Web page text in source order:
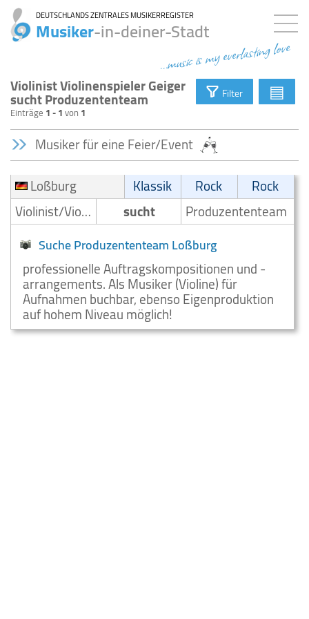
DEUTSCHLANDS ZENTRALES MUSIKERREGISTER
Musiker-in-deiner-Stadt
...music is my everlasting love
Violinist Violinenspieler Geiger
sucht Produzententeam
Einträge 1 - 1von 1
Filter ▤
Musiker für eine Feier/Event
Loßburg
Klassik Rock
Rock
Violinist/Violinenspieler/Geiger
sucht Produzententeam
Suche Produzententeam Loßburg
professionelle Auftragskompositionen und -
arrangements. Als Musiker (Violine) für
Aufnahmen buchbar, ebenso Eigenproduktion
auf hohem Niveau möglich!